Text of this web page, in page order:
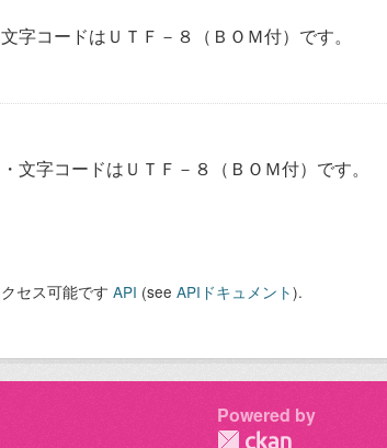
字コードはＵＴＦ－８（ＢＯＭ付）です。
文字コードはＵＴＦ－８（ＢＯＭ付）です。
セス可能です API (see APIドキュメント).
Powered by